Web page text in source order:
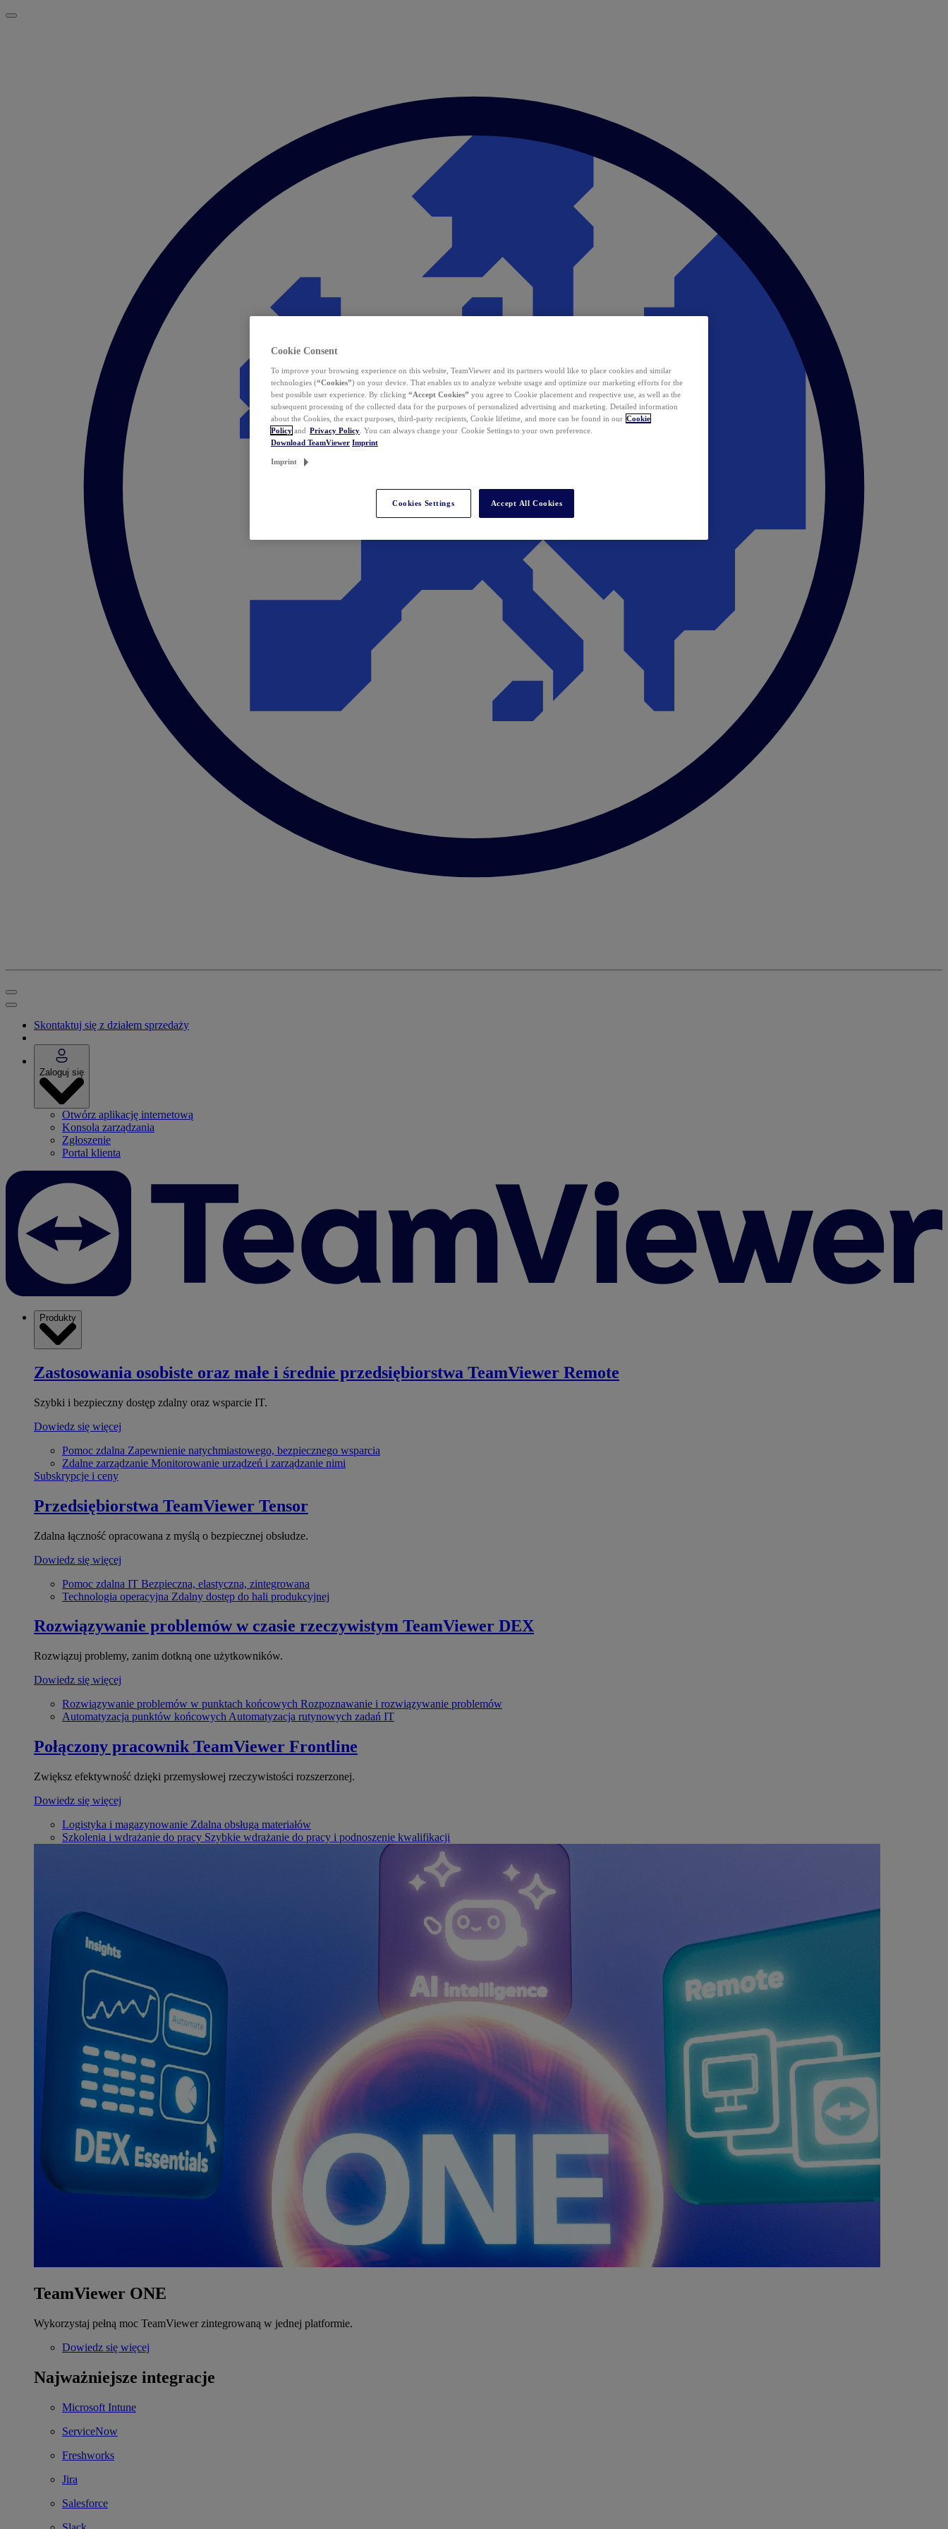
Skontaktuj się z działem sprzedaży
Zaloguj się
Otwórz aplikację internetową
Konsola zarządzania
Zgłoszenie
Portal klienta
Produkty
Zastosowania osobiste oraz małe i średnie przedsiębiorstwa TeamViewer Remote
Szybki i bezpieczny dostęp zdalny oraz wsparcie IT.
Dowiedz się więcej
Pomoc zdalna Zapewnienie natychmiastowego, bezpiecznego wsparcia
Zdalne zarządzanie Monitorowanie urządzeń i zarządzanie nimi
Subskrypcje i ceny
Przedsiębiorstwa TeamViewer Tensor
Zdalna łączność opracowana z myślą o bezpiecznej obsłudze.
Dowiedz się więcej
Pomoc zdalna IT Bezpieczna, elastyczna, zintegrowana
Technologia operacyjna Zdalny dostęp do hali produkcyjnej
Rozwiązywanie problemów w czasie rzeczywistym TeamViewer DEX
Rozwiązuj problemy, zanim dotkną one użytkowników.
Dowiedz się więcej
Rozwiązywanie problemów w punktach końcowych Rozpoznawanie i rozwiązywanie problemów
Automatyzacja punktów końcowych Automatyzacja rutynowych zadań IT
Połączony pracownik TeamViewer Frontline
Zwiększ efektywność dzięki przemysłowej rzeczywistości rozszerzonej.
Dowiedz się więcej
Logistyka i magazynowanie Zdalna obsługa materiałów
Szkolenia i wdrażanie do pracy Szybkie wdrażanie do pracy i podnoszenie kwalifikacji
TeamViewer ONE
Wykorzystaj pełną moc TeamViewer zintegrowaną w jednej platformie.
Dowiedz się więcej
Najważniejsze integracje
Microsoft Intune
ServiceNow
Freshworks
Jira
Salesforce
Cookie Consent
To improve your browsing experience on this website, TeamViewer and its partners would like to place cookies and similar
technologies (“Cookies”) on your device. That enables us to analyze website usage and optimize our marketing efforts for the
best possible user experience. By clicking “Accept Cookies” you agree to Cookie placement and respective use, as well as the
subsequent processing of the collected data for the purposes of personalized advertising and marketing. Detailed information
about the Cookies, the exact purposes, third-party recipients, Cookie lifetime, and more can be found in our Cookie
Policy and Privacy Policy . You can always change your Cookie Settings to your own preference.
Download TeamViewer Imprint
Imprint
Cookies Settings Accept All Cookies